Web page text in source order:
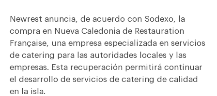
Newrest anuncia, de acuerdo con Sodexo, la
compra en Nueva Caledonia de Restauration
Française, una empresa especializada en servicios
de catering para las autoridades locales y las
empresas. Esta recuperación permitirá continuar
el desarrollo de servicios de catering de calidad
en la isla.